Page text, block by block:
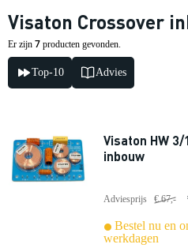
Visaton Crossover
Er zijn 7 producten gevonden.
Top-10 Advies
Visaton HW
inbouw
Adviesprijs € 67,-
Bestel nu en
werkdagen